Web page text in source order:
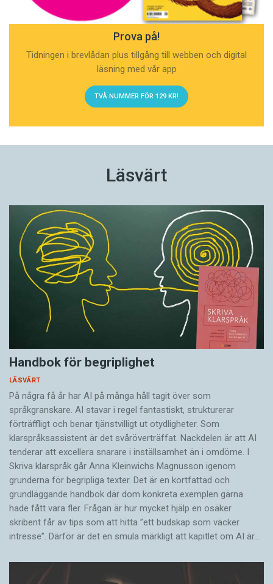
Prova på!
Tidningen i brevlådan plus tillgång till webben och digital
läsning med vår app
TVÅ NUMMER FÖR 129 KR!
Läsvärt
Handbok för begriplighet
LÄSVÄRT
På några få år har AI på många håll tagit över som
språkgranskare. AI stavar i regel fantastiskt, strukturerar
förträffligt och benar tjänstvilligt ut otydligheter. Som
klarspråksassistent är det svår­överträffat. Nack­delen är att AI
tenderar att excellera snarare i inställsamhet än i omdöme. I
Skriva klarspråk går Anna Kleinwichs Magnusson igenom
grunderna för begripliga texter. Det är en kortfattad och
grundläggande handbok där dom konkreta exemplen gärna
hade fått vara fler. Frågan är hur mycket hjälp en osäker
skribent får av tips som att hitta ”ett budskap som väcker
intresse”. Därför är det en smula märkligt att kapitlet om AI är…